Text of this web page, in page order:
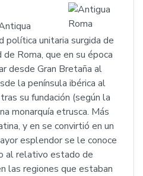
política unitaria surgida de
Roma, que en su época
desde Gran Bretaña al
la península ibérica al
su fundación (según la
monarquía etrusca. Más
y en se convirtió en un
esplendor se le conoce
al relativo estado de
las regiones que estaban